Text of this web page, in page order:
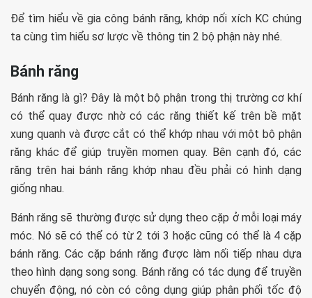
Để tìm hiểu về gia công bánh răng, khớp nối xích KC chúng
ta cùng tìm hiểu sơ lược về thông tin 2 bộ phận này nhé.
Bánh răng
Bánh răng là gì? Đây là một bộ phận trong thị trường cơ khí
có thể quay được nhờ có các răng thiết kế trên bề mặt
xung quanh và được cắt có thể khớp nhau với một bộ phận
răng khác để giúp truyền momen quay. Bên cạnh đó, các
răng trên hai bánh răng khớp nhau đều phải có hình dạng
giống nhau.
Bánh răng sẽ thường được sử dụng theo cặp ở mỗi loại máy
móc. Nó sẽ có thể có từ 2 tới 3 hoặc cũng có thể là 4 cặp
bánh răng. Các cặp bánh răng được làm nối tiếp nhau dựa
theo hình dạng song song. Bánh răng có tác dụng để truyền
chuyển động, nó còn có công dụng giúp phân phối tốc độ